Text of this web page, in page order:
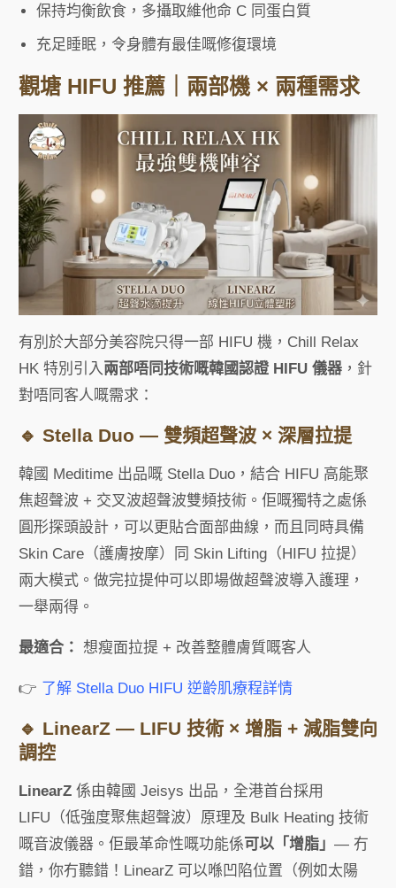
保持均衡飲食，多攝取維他命 C 同蛋白質
充足睡眠，令身體有最佳嘅修復環境
觀塘 HIFU 推薦｜兩部機 × 兩種需求
有別於大部分美容院只得一部 HIFU 機，Chill Relax
HK 特別引入兩部唔同技術嘅韓國認證 HIFU 儀器 ，針
對唔同客人嘅需求：
🔹 Stella Duo — 雙頻超聲波 × 深層拉提
韓國 Meditime 出品嘅 Stella Duo，結合 HIFU 高能聚
焦超聲波 + 交叉波超聲波雙頻技術。佢嘅獨特之處係
圓形探頭設計，可以更貼合面部曲線，而且同時具備
Skin Care（護膚按摩）同 Skin Lifting（HIFU 拉提）
兩大模式。做完拉提仲可以即場做超聲波導入護理，
一舉兩得。
最適合： 想瘦面拉提 + 改善整體膚質嘅客人
👉 了解 Stella Duo HIFU 逆齡肌療程詳情
🔹 LinearZ — LIFU 技術 × 增脂 + 減脂雙向
調控
LinearZ 係由韓國 Jeisys 出品，全港首台採用
LIFU（低強度聚焦超聲波）原理及 Bulk Heating 技術
嘅音波儀器。佢最革命性嘅功能係可以「增脂」 — 冇
錯，你冇聽錯！LinearZ 可以喺凹陷位置（例如太陽